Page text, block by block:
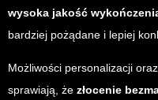
wysoka jakość
bardziej pożądane i lepiej
Możliwości personalizacji
sprawiają, że złocenie